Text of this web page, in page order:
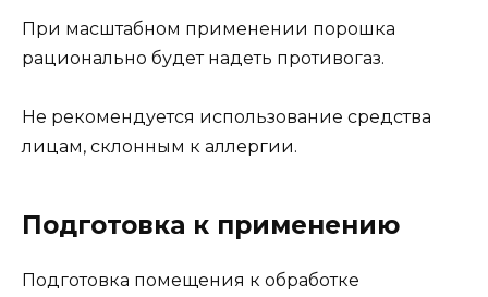
При масштабном применении порошка
рационально будет надеть противогаз.
Не рекомендуется использование средства
лицам, склонным к аллергии.
Подготовка к применению
Подготовка помещения к обработке